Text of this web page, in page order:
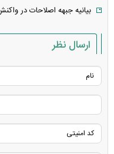
بیانیه جبهه اصلاحات در
ارسال نظر